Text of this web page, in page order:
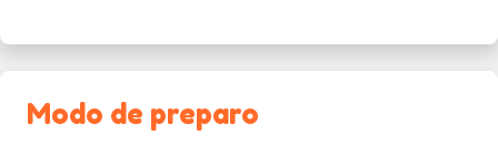
Modo de preparo